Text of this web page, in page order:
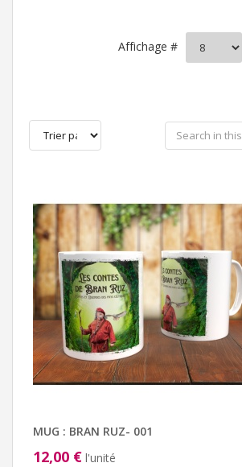
Affichage #
MUG : BRAN RUZ- 001
12,00 € l'unité